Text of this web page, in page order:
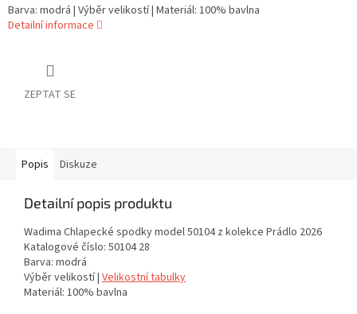
Barva: modrá | Výběr velikostí | Materiál: 100% bavlna
Detailní informace
ZEPTAT SE
Popis Diskuze
Detailní popis produktu
Wadima Chlapecké spodky model 50104 z kolekce Prádlo 2026
Katalogové číslo: 50104 28
Barva: modrá
Výběr velikostí | Velikostní tabulky
Materiál: 100% bavlna